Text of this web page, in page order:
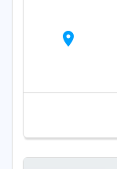
location_on